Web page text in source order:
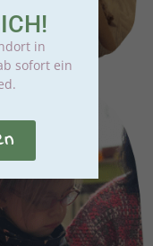
in
sofort ein